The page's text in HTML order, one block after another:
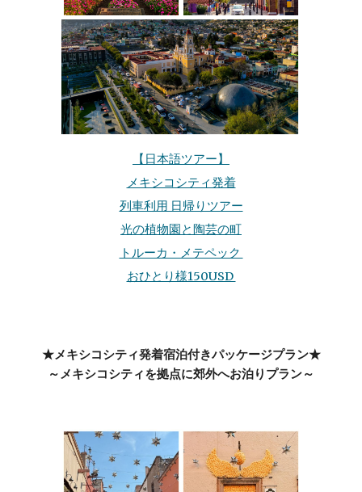
【日本語ツアー】
メキシコシティ発着
列車利用 日帰りツアー
光の植物園と陶芸の町
トルーカ・メテペック
おひとり様150USD
★メキシコシティ発着宿泊付きパッケージプラン★
～メキシコシティを拠点に郊外へお泊りプラン～